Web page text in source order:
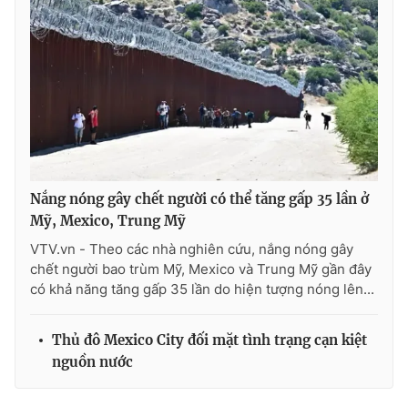
Ðiện thoại Thời báo VTV:024.66 897 897
Email:toasoan@vtv.vn
Liên hệ quảng cáo:
024-7300.7108
thuận bằng văn bản. Ghi rõ nguồn VTV.vn khi phát hành lại
thông tin từ website này.
Nắng nóng gây chết người có thể tăng gấp 35 lần ở
Mỹ, Mexico, Trung Mỹ
VTV.vn - Theo các nhà nghiên cứu, nắng nóng gây
chết người bao trùm Mỹ, Mexico và Trung Mỹ gần đây
có khả năng tăng gấp 35 lần do hiện tượng nóng lên...
Thủ đô Mexico City đối mặt tình trạng cạn kiệt
nguồn nước